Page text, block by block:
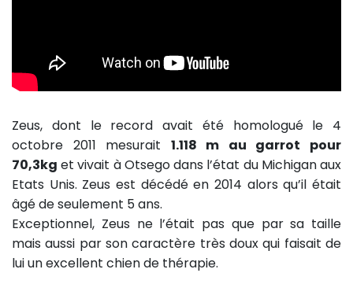
Zeus, dont le record avait été homologué le 4
octobre 2011 mesurait 1.118 m au garrot pour
70,3kg et vivait à Otsego dans l’état du Michigan aux
Etats Unis. Zeus est décédé en 2014 alors qu’il était
âgé de seulement 5 ans.
Exceptionnel, Zeus ne l’était pas que par sa taille
mais aussi par son caractère très doux qui faisait de
lui un excellent chien de thérapie.